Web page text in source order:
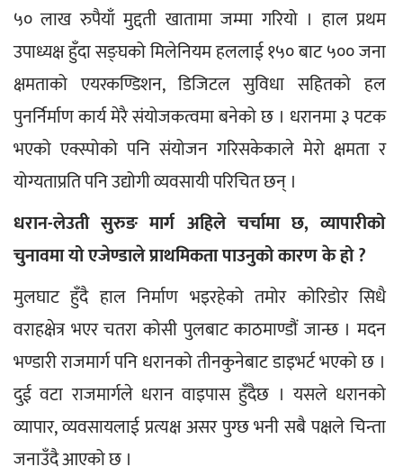
५० लाख रुपैयाँ मुद्दती खातामा जम्मा गरियो । हाल प्रथम
उपाध्यक्ष हुँदा सङ्घको मिलेनियम हललाई १५० बाट ५०० जना
क्षमताको एयरकण्डिशन, डिजिटल सुविधा सहितको हल
पुनर्निर्माण कार्य मेरै संयोजकत्वमा बनेको छ । धरानमा ३ पटक
भएको एक्स्पोको पनि संयोजन गरिसकेकाले मेरो क्षमता र
योग्यताप्रति पनि उद्योगी व्यवसायी परिचित छन् ।
धरान-लेउती सुरुङ मार्ग अहिले चर्चामा छ, व्यापारीको
चुनावमा यो एजेण्डाले प्राथमिकता पाउनुको कारण के हो ?
मुलघाट हुँदै हाल निर्माण भइरहेको तमोर कोरिडोर सिधै
वराहक्षेत्र भएर चतरा कोसी पुलबाट काठमाण्डौं जान्छ । मदन
भण्डारी राजमार्ग पनि धरानको तीनकुनेबाट डाइभर्ट भएको छ ।
दुई वटा राजमार्गले धरान वाइपास हुँदैछ । यसले धरानको
व्यापार, व्यवसायलाई प्रत्यक्ष असर पुग्छ भनी सबै पक्षले चिन्ता
जनाउँदै आएको छ ।